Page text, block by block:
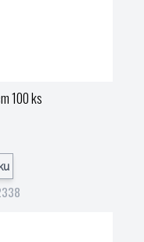
100 ks